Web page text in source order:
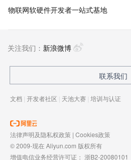
物联网软硬件开发者一站式基地
关注我们： 新浪微博
联系我们
文档 | 开发者社区 | 天池大赛 | 培训与认证
法律声明及隐私权政策 | Cookies政策
© 2009-现在 Aliyun.com 版权所有
增值电信业务经营许可证： 浙B2-20080101